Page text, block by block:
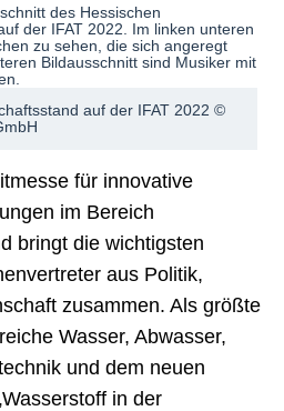
auf der IFAT 2022 ©
für innovative
im Bereich
bringt die wichtigsten
aus Politik,
zusammen. Als größte
Wasser, Abwasser,
und dem neuen
in der